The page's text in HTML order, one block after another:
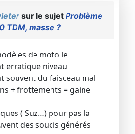
sur le sujet Problème
TDM, masse ?
de moto le
erratique niveau
souvent du faisceau mal
+ frottements = gaine
( Suz…) pour pas la
des soucis générés